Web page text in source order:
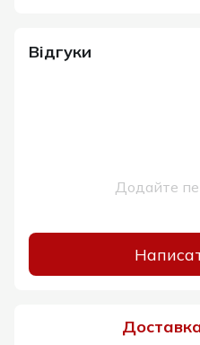
Відгуки
Додайте